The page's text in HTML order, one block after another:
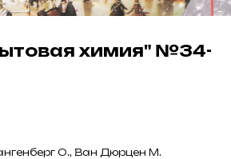
химия" №34-
О., Ван Дюрцен М.